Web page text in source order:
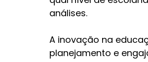
análises.
A inovação na
planejamento e